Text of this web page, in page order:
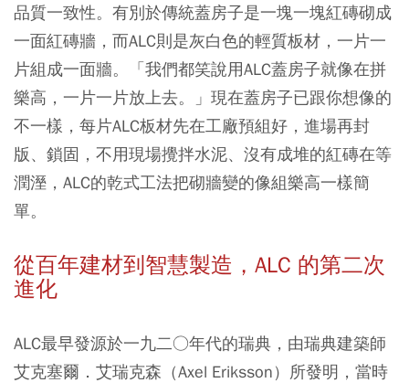
品質一致性。有別於傳統蓋房子是一塊一塊紅磚砌成
一面紅磚牆，而ALC則是灰白色的輕質板材，一片一
片組成一面牆。「我們都笑說用ALC蓋房子就像在拼
樂高，一片一片放上去。」現在蓋房子已跟你想像的
不一樣，每片ALC板材先在工廠預組好，進場再封
版、鎖固，不用現場攪拌水泥、沒有成堆的紅磚在等
潤溼，ALC的乾式工法把砌牆變的像組樂高一樣簡
單。
從百年建材到智慧製造，ALC 的第二次
進化
ALC最早發源於一九二○年代的瑞典，由瑞典建築師
艾克塞爾．艾瑞克森（Axel Eriksson）所發明，當時